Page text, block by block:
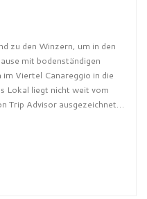
zu den Winzern, um in den
mit bodenständigen
Viertel Canareggio in die
Lokal liegt nicht weit vom
Trip Advisor ausgezeichnet…